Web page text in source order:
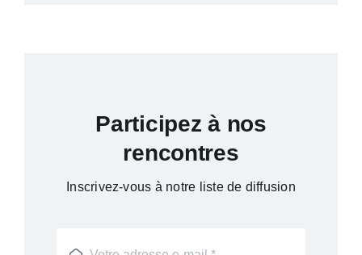
Participez à nos
rencontres
Inscrivez-vous à notre liste de diffusion